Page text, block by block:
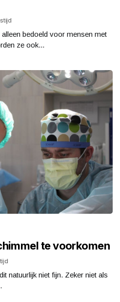
bedoeld voor mensen met
ze ook...
te voorkomen
natuurlijk niet fijn. Zeker niet als